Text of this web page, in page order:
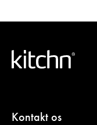
Kontakt os